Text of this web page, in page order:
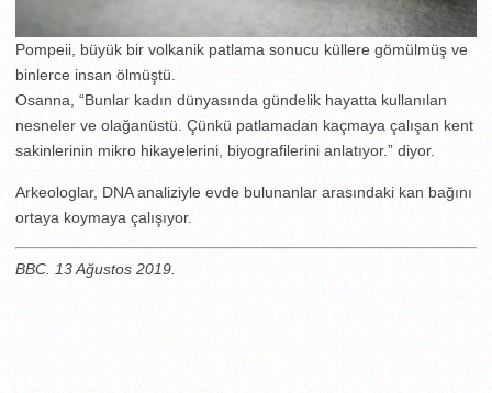
Pompeii, büyük bir volkanik patlama sonucu küllere gömülmüş ve
binlerce insan ölmüştü.
Osanna, “Bunlar kadın dünyasında gündelik hayatta kullanılan
nesneler ve olağanüstü. Çünkü patlamadan kaçmaya çalışan kent
sakinlerinin mikro hikayelerini, biyografilerini anlatıyor.” diyor.
Arkeologlar, DNA analiziyle evde bulunanlar arasındaki kan bağını
ortaya koymaya çalışıyor.
BBC. 13 Ağustos 2019.